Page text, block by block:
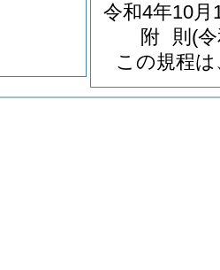
令和4年10
附 則 (
この規程